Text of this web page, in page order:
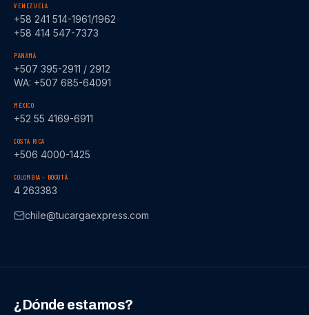
VENEZUELA
+58 241 514-1961/1962
+58 414 547-7373
PANAMÁ
+507 395-2911 / 2912
WA: +507 685-64091
MÉXICO
+52 55 4169-6911
COSTA RICA
+506 4000-1425
COLOMBIA – BOGOTÁ
4 263383
chile@tucargaexpress.com
¿Dónde estamos?